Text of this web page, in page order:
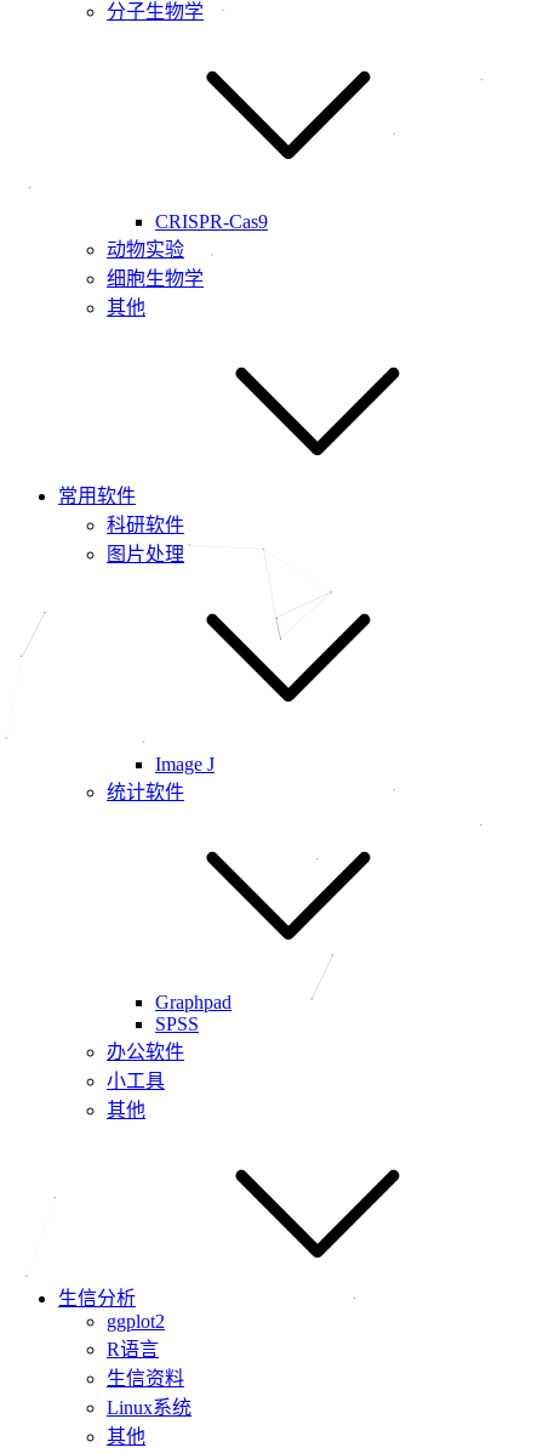
分子生物学
CRISPR-Cas9
动物实验
细胞生物学
其他
常用软件
科研软件
图片处理
Image J
统计软件
Graphpad
SPSS
办公软件
小工具
其他
生信分析
ggplot2
R语言
生信资料
Linux系统
其他